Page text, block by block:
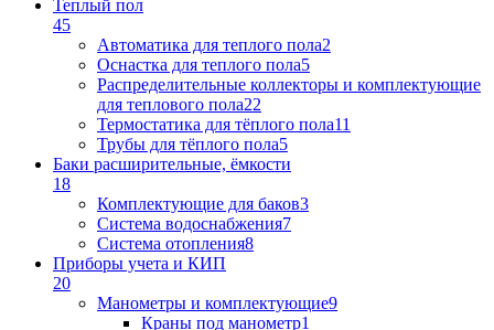
Теплый пол
45
Автоматика для теплого пола2
Оснастка для теплого пола5
Распределительные коллекторы и комплектующие
для теплового пола22
Термостатика для тёплого пола11
Трубы для тёплого пола5
Баки расширительные, ёмкости
18
Комплектующие для баков3
Система водоснабжения7
Система отопления8
Приборы учета и КИП
20
Манометры и комплектующие9
Краны под манометр1